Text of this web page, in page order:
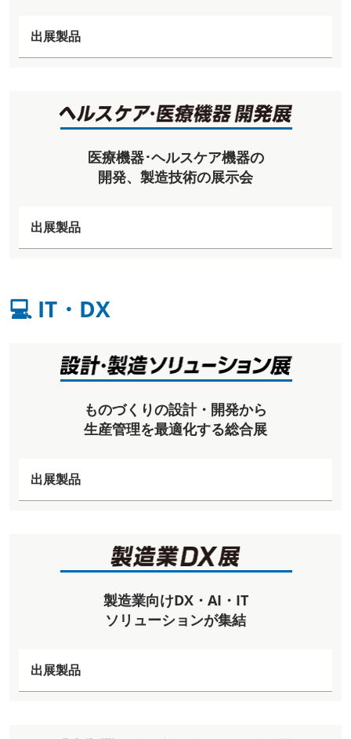
出展製品
医療機器･ヘルスケア機器の
開発、製造技術の展示会
出展製品
💻 IT・DX
ものづくりの設計・開発から
生産管理を最適化する総合展
出展製品
製造業向けDX・AI・IT
ソリューションが集結
出展製品